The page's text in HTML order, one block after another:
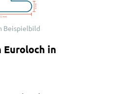
Beispielbild
Euroloch in